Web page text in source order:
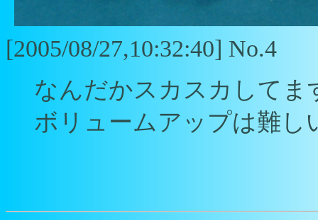
[2005/08/27,10:32:40] No.4
なんだかスカスカしてま
ボリュームアップは難し